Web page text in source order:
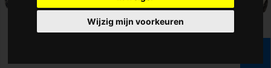
Wijzig mijn voorkeuren